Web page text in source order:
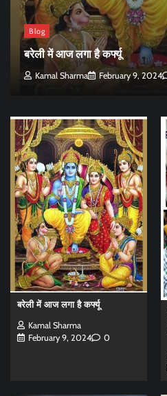
Blog
बरेली में आज लगा है कर्फ्यू
Kamal Sharma February 9, 2024
बरेली में आज लगा है कर्फ्यू
Kamal Sharma
February 9, 2024
0